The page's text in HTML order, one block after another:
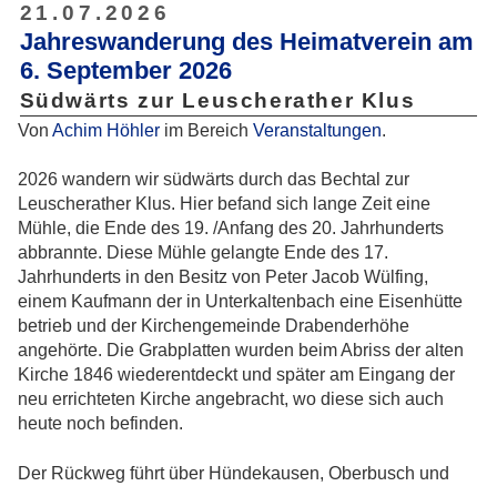
21.07.2026
Jahreswanderung des Heimatverein am
6. September 2026
Südwärts zur Leuscherather Klus
Von Achim Höhler im Bereich Veranstaltungen.
2026 wandern wir südwärts durch das Bechtal zur
Leuscherather Klus. Hier befand sich lange Zeit eine
Mühle, die Ende des 19. /Anfang des 20. Jahrhunderts
abbrannte. Diese Mühle gelangte Ende des 17.
Jahrhunderts in den Besitz von Peter Jacob Wülfing,
einem Kaufmann der in Unterkaltenbach eine Eisenhütte
betrieb und der Kirchengemeinde Drabenderhöhe
angehörte. Die Grabplatten wurden beim Abriss der alten
Kirche 1846 wiederentdeckt und später am Eingang der
neu errichteten Kirche angebracht, wo diese sich auch
heute noch befinden.
Der Rückweg führt über Hündekausen, Oberbusch und